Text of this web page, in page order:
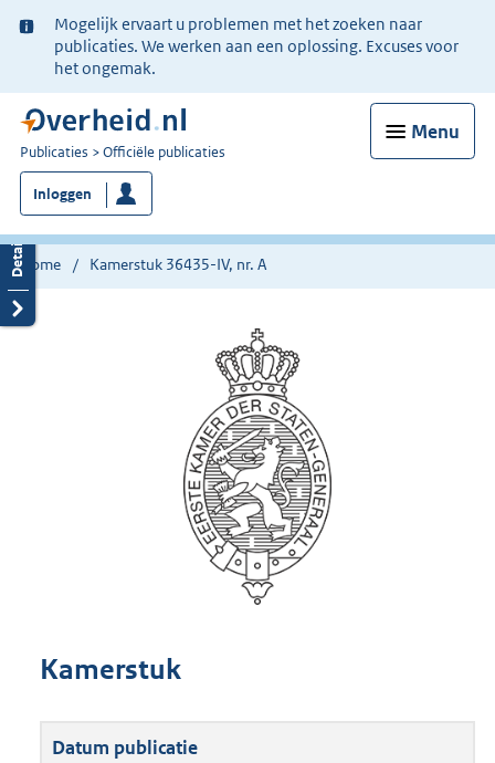
Ter
informatie:
Mogelijk ervaart u problemen met het zoeken naar
publicaties. We werken aan een oplossing. Excuses voor
het ongemak.
Menu
U
bent
nu
hier:
Publicaties Officiële publicaties
Inloggen
Home Kamerstuk 36435-IV, nr. A
Kamerstuk